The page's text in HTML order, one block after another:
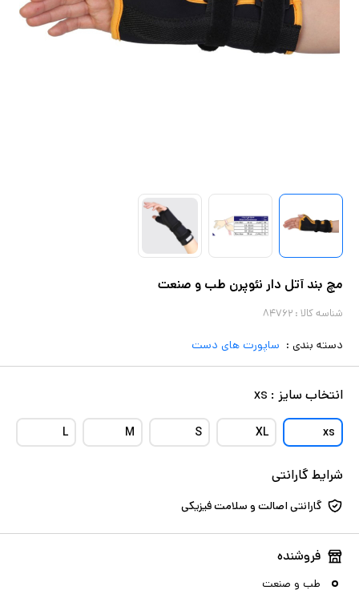
مچ بند آتل دار نئوپرن طب و صنعت
شناسه کالا : ۸۴۷۶۲
دسته بندی : ساپورت های دست
انتخابسایز :
xs
xs
XL
S
M
L
شرایط گارانتی
گارانتی اصالت و سلامت فیزیکی
فروشنده
طب و صنعت